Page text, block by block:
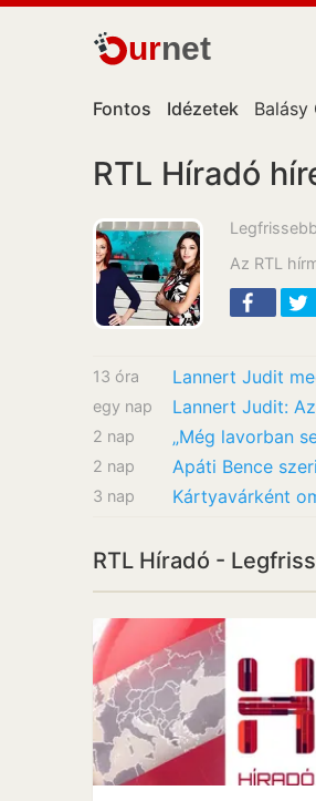
urnet
Fontos Idézetek Balásy
RTL Híradó
Az RTL
13 óra Lannert Judit
egy nap
2 nap
2 nap
3 nap
RTL Híradó -